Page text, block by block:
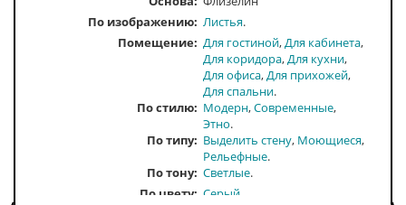
По изображению Листья
Помещение Для гостиной Для кабинета
Для коридора Для кухни
Для офиса Для прихожей
Для спальни
По стилю
Модерн Современные
Этно
По типу
Выделить стену Моющиеся
Рельефные
По тону Светлые
По цвету Серый